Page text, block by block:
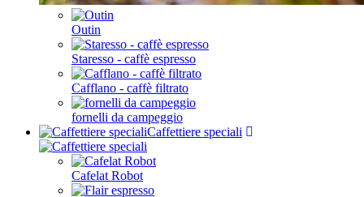
Outin
Staresso - caffè espresso
Cafflano - caffè filtrato
fornelli da campeggio
Caffettiere speciali
Cafelat Robot